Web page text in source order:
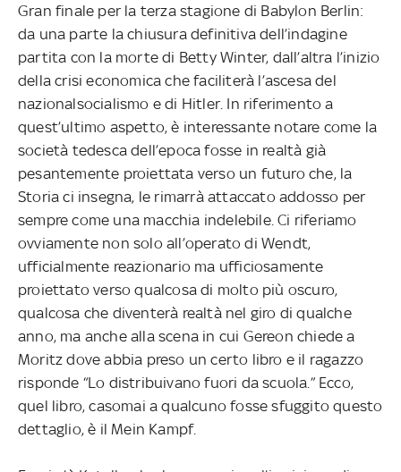
Gran finale per la terza stagione di Babylon Berlin:
da una parte la chiusura definitiva dell’indagine
partita con la morte di Betty Winter, dall’altra l’inizio
della crisi economica che faciliterà l’ascesa del
nazionalsocialismo e di Hitler. In riferimento a
quest’ultimo aspetto, è interessante notare come la
società tedesca dell’epoca fosse in realtà già
pesantemente proiettata verso un futuro che, la
Storia ci insegna, le rimarrà attaccato addosso per
sempre come una macchia indelebile. Ci riferiamo
ovviamente non solo all’operato di Wendt,
ufficialmente reazionario ma ufficiosamente
proiettato verso qualcosa di molto più oscuro,
qualcosa che diventerà realtà nel giro di qualche
anno, ma anche alla scena in cui Gereon chiede a
Moritz dove abbia preso un certo libro e il ragazzo
risponde “Lo distribuivano fuori da scuola.” Ecco,
quel libro, casomai a qualcuno fosse sfuggito questo
dettaglio, è il Mein Kampf.